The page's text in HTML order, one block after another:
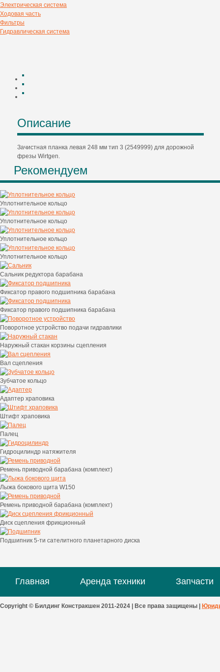
Электрическая система
Ходовая часть
Фильтры
Гидравлическая система
Описание
Зачистная планка левая 248 мм тип 3 (2549999) для дорожной
фрезы Wirtgen.
Рекомендуем
Уплотнительное кольцо
Уплотнительное кольцо
Уплотнительное кольцо
Уплотнительное кольцо
Сальник редуктора барабана
Фиксатор правого подшипника барабана
Фиксатор правого подшипника барабана
Поворотное устройство подачи гидравлики
Наружный стакан корзины сцепления
Вал сцепления
Зубчатое кольцо
Адаптер храповика
Штифт храповика
Палец
Гидроцилиндр натяжителя
Ремень приводной барабана (комплект)
Лыжа бокового щита W150
Ремень приводной барабана (комплект)
Диск сцепления фрикционный
Подшипник 5-ти сателитного планетарного диска
Главная Аренда техники Запчасти
Copyright © Билдинг Констракшен 2011-2024 | Все права защищены |